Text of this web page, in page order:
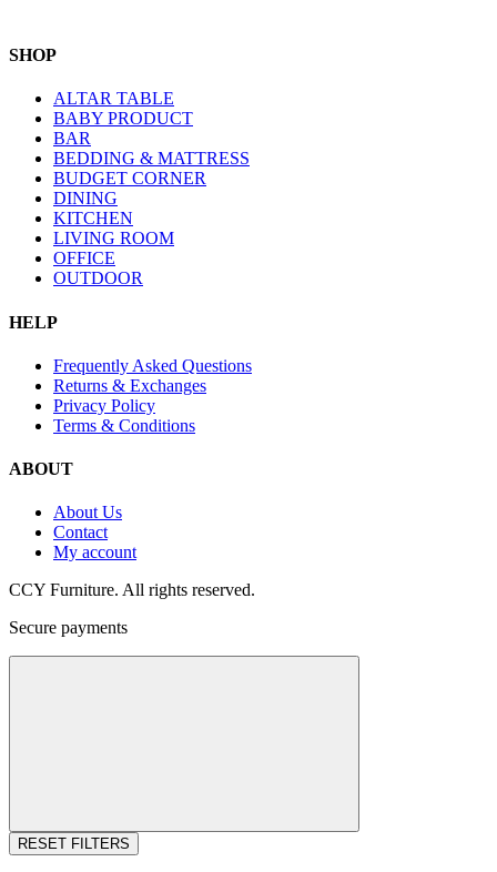
SHOP
ALTAR TABLE
BABY PRODUCT
BAR
BEDDING & MATTRESS
BUDGET CORNER
DINING
KITCHEN
LIVING ROOM
OFFICE
OUTDOOR
HELP
Frequently Asked Questions
Returns & Exchanges
Privacy Policy
Terms & Conditions
ABOUT
About Us
Contact
My account
CCY Furniture. All rights reserved.
Secure payments
RESET FILTERS